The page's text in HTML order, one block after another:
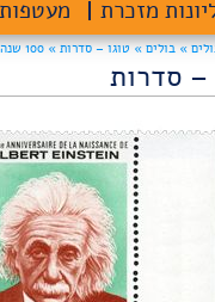
מזכרת מעטפות
»בולים »טוגו – סדרות » 100 שנה להולדת אלברט אינשטיין...
– סדרות